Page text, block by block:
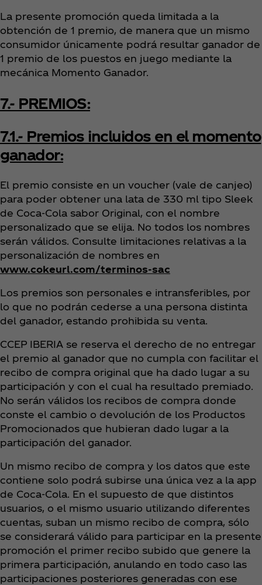
La presente promoción queda limitada a la
obtención de 1 premio, de manera que un mismo
consumidor únicamente podrá resultar ganador de
1 premio de los puestos en juego mediante la
mecánica Momento Ganador.
7.- PREMIOS:
7.1.- Premios incluidos en el momento
ganador:
El premio consiste en un voucher (vale de canjeo)
para poder obtener una lata de 330 ml tipo Sleek
de Coca‑Cola sabor Original, con el nombre
personalizado que se elija. No todos los nombres
serán válidos. Consulte limitaciones relativas a la
personalización de nombres en
www.cokeurl.com/terminos-sac
Los premios son personales e intransferibles, por
lo que no podrán cederse a una persona distinta
del ganador, estando prohibida su venta.
CCEP IBERIA se reserva el derecho de no entregar
el premio al ganador que no cumpla con facilitar el
recibo de compra original que ha dado lugar a su
participación y con el cual ha resultado premiado.
No serán válidos los recibos de compra donde
conste el cambio o devolución de los Productos
Promocionados que hubieran dado lugar a la
participación del ganador.
Un mismo recibo de compra y los datos que este
contiene solo podrá subirse una única vez a la app
de Coca‑Cola. En el supuesto de que distintos
usuarios, o el mismo usuario utilizando diferentes
cuentas, suban un mismo recibo de compra, sólo
se considerará válido para participar en la presente
promoción el primer recibo subido que genere la
primera participación, anulando en todo caso las
participaciones posteriores generadas con ese